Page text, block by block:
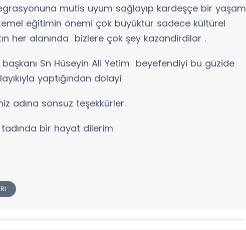
mutis uyum sağlayıp kardeşçe bir yaşam
eğitimin önemi çok büyüktür sadece kültürel
her alanında bizlere çok şey kazandirdilar .
Sn Hüseyin Ali Yetim beyefendiyi bu güzide
yaptığından dolayi
adına sonsuz teşekkürler.
bir hayat dilerim